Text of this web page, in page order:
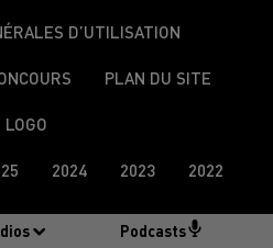
Podcasts
D’UTILISATION
PLAN DU SITE
LOGO
2024 2023 2022